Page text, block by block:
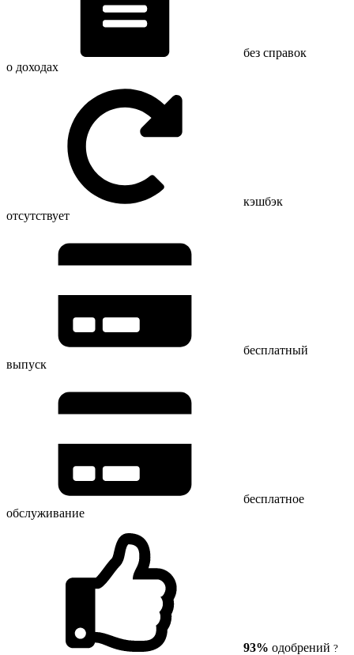
без справок
о доходах
кэшбэк
отсутствует
бесплатный
выпуск
бесплатное
обслуживание
93% одобрений ?